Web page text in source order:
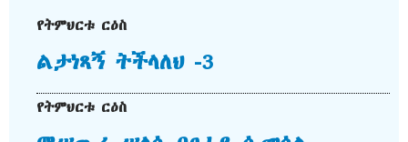
የትምህርቱ ርዕስ
ልታነጻኝ ትችላለህ -3
የትምህርቱ ርዕስ